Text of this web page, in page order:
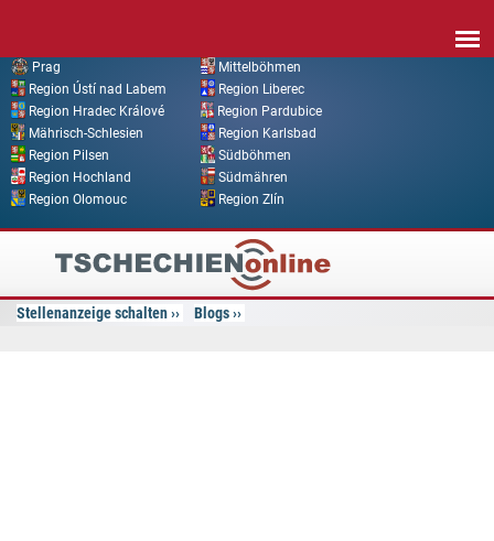
Prag
Mittelböhmen
Region Ústí nad Labem
Region Liberec
Region Hradec Králové
Region Pardubice
Mährisch-Schlesien
Region Karlsbad
Region Pilsen
Südböhmen
Region Hochland
Südmähren
Region Olomouc
Region Zlín
Tschechien
Online
Stellenanzeige schalten Blogs